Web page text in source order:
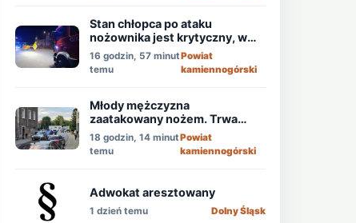
Stan chłopca po ataku
nożownika jest krytyczny, w
akcji śmigłowiec LPR!
16 godzin, 57 minut
temu
Powiat
kamiennogórski
Młody mężczyzna
zaatakowany nożem. Trwa
obława!
18 godzin, 14 minut
temu
Powiat
kamiennogórski
Adwokat aresztowany
1 dzień temu Dolny Śląsk